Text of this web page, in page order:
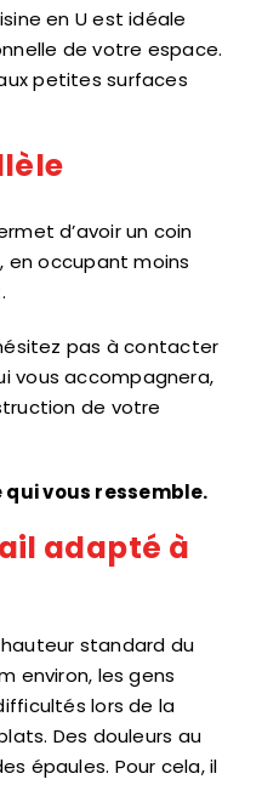
de votre espace.
petites surfaces
en occupant moins
vous accompagnera,
de votre
adapté à
environ, les gens
lors de la
Des douleurs au
épaules. Pour cela, il